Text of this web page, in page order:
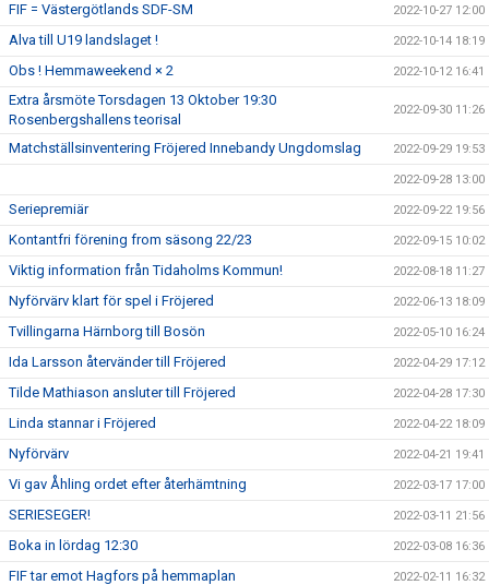
FIF = Västergötlands SDF-SM 2022-10-27 12:00
Alva till U19 landslaget ! 2022-10-14 18:19
Obs ! Hemmaweekend × 2 2022-10-12 16:41
Extra årsmöte Torsdagen 13 Oktober 19:30
Rosenbergshallens teorisal
2022-09-30 11:26
Matchställsinventering Fröjered Innebandy Ungdomslag 2022-09-29 19:53
2022-09-28 13:00
Seriepremiär 2022-09-22 19:56
Kontantfri förening from säsong 22/23 2022-09-15 10:02
Viktig information från Tidaholms Kommun! 2022-08-18 11:27
Nyförvärv klart för spel i Fröjered 2022-06-13 18:09
Tvillingarna Härnborg till Bosön 2022-05-10 16:24
Ida Larsson återvänder till Fröjered 2022-04-29 17:12
Tilde Mathiason ansluter till Fröjered 2022-04-28 17:30
Linda stannar i Fröjered 2022-04-22 18:09
Nyförvärv 2022-04-21 19:41
Vi gav Åhling ordet efter återhämtning 2022-03-17 17:00
SERIESEGER! 2022-03-11 21:56
Boka in lördag 12:30 2022-03-08 16:36
FIF tar emot Hagfors på hemmaplan 2022-02-11 16:32